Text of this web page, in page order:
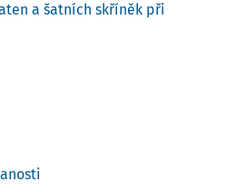
a šatních skříněk při